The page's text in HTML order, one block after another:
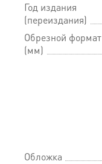
Год издания
(переиздания)
Обрезной формат
(мм)
Обложка